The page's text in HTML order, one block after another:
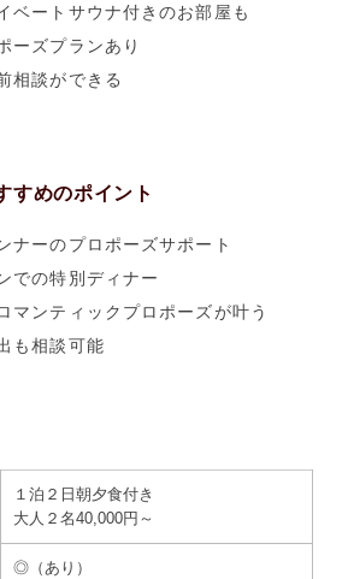
ベートサウナ付きのお部屋も
ーズプランあり
相談ができる
すめのポイント
ナーのプロポーズサポート
での特別ディナー
マンティックプロポーズが叶う
も相談可能
１泊２日朝夕食付き
大人２名40,000円～
◎（あり）